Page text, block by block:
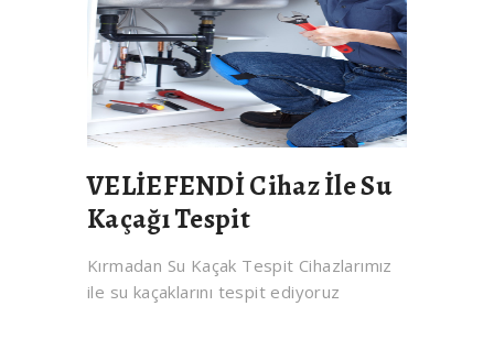
VELİEFENDİ Cihaz İle Su
Kaçağı Tespit
Kırmadan Su Kaçak Tespit Cihazlarımız
ile su kaçaklarını tespit ediyoruz